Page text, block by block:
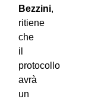
Bezzini,
ritiene
che
il
protocollo
avrà
un